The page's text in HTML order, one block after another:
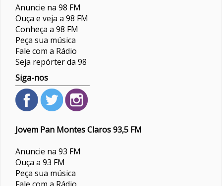
Anuncie na 98 FM
Ouça e veja a 98 FM
Conheça a 98 FM
Peça sua música
Fale com a Rádio
Seja repórter da 98
Siga-nos
Jovem Pan Montes Claros 93,5 FM
Anuncie na 93 FM
Ouça a 93 FM
Peça sua música
Fale com a Rádio